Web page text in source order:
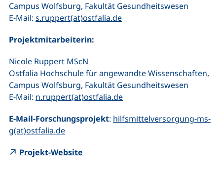
Campus Wolfsburg, Fakultät Gesundheitswesen
E-Mail: s.ruppert(at)ostfalia.de(öffnet Ihr E-Mail-
Projektmitarbeiterin:
Nicole Ruppert MScN
Ostfalia Hochschule für angewandte Wissenschaften,
Campus Wolfsburg, Fakultät Gesundheitswesen
E-Mail: n.ruppert(at)ostfalia.de(öffnet Ihr E-Mail-
E-Mail-Forschungsprojekt: hilfsmittelversorgung-ms-
g(at)ostfalia.de(öffnet Ihr E-Mail-Programm)
Projekt-Website